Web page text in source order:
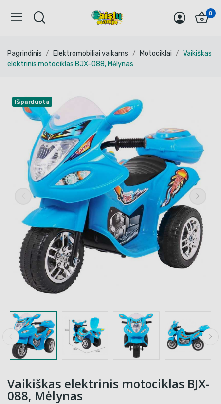
0
Pagrindinis Elektromobiliai vaikams Motociklai
Vaikiškas
elektrinis motociklas BJX-088, Mėlynas
Išparduota
Vaikiškas elektrinis motociklas BJX-
088, Mėlynas